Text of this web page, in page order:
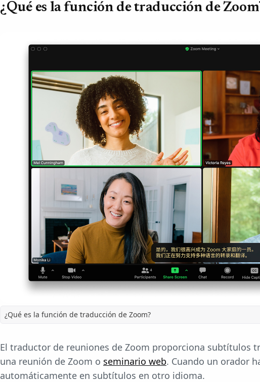
¿Qué es la función de traducción de
¿Qué es la función de traducción de Zoom?
El traductor de reuniones de Zoom proporciona subtítulos
una reunión de Zoom o seminario web. Cuando un orador
automáticamente en subtítulos en otro idioma.